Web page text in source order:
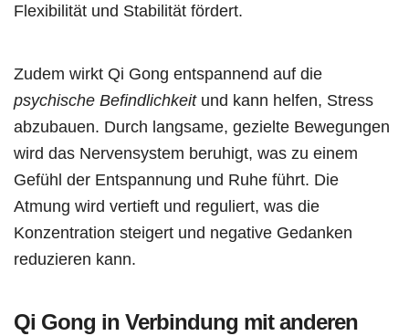
Flexibilität und Stabilität fördert.
Zudem wirkt Qi Gong entspannend auf die
psychische Befindlichkeitund kann helfen, Stress
abzubauen. Durch langsame, gezielte Bewegungen
wird das Nervensystem beruhigt, was zu einem
Gefühl der Entspannung und Ruhe führt. Die
Atmung wird vertieft und reguliert, was die
Konzentration steigert und negative Gedanken
reduzieren kann.
Qi Gong in Verbindung mit anderen